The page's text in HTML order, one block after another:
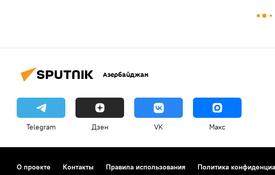
Азербайджан
Telegram Дзен VK Макс
О проекте Контакты Правила использования Политика